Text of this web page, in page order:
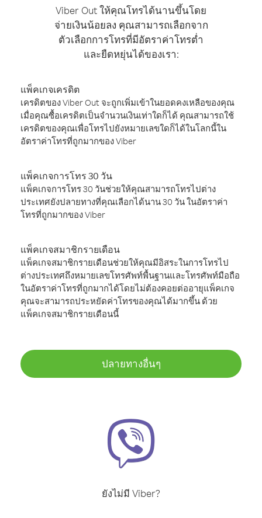
Viber Out ให้คุณโทรได้นานขึ้นโดย
จ่ายเงินน้อยลง คุณสามารถเลือกจาก
ตัวเลือกการโทรที่มีอัตราค่าโทรต่ำ
และยืดหยุ่นได้ของเรา:
แพ็คเกจเครดิต
เครดิตของ Viber Out จะถูกเพิ่มเข้าในยอดคงเหลือของคุณ
เมื่อคุณซื้อเครดิตเป็นจำนวนเงินเท่าใดก็ได้ คุณสามารถใช้
เครดิตของคุณเพื่อโทรไปยังหมายเลขใดก็ได้ในโลกนี้ใน
อัตราค่าโทรที่ถูกมากของ Viber
แพ็คเกจการโทร 30 วัน
แพ็คเกจการโทร 30 วันช่วยให้คุณสามารถโทรไปต่าง
ประเทศยังปลายทางที่คุณเลือกได้นาน 30 วัน ในอัตราค่า
โทรที่ถูกมากของ Viber
แพ็คเกจสมาชิกรายเดือน
แพ็คเกจสมาชิกรายเดือนช่วยให้คุณมีอิสระในการโทรไป
ต่างประเทศถึงหมายเลขโทรศัพท์พื้นฐานและโทรศัพท์มือถือ
ในอัตราค่าโทรที่ถูกมากได้โดยไม่ต้องคอยต่ออายุแพ็คเกจ
คุณจะสามารถประหยัดค่าโทรของคุณได้มากขึ้น ด้วย
แพ็คเกจสมาชิกรายเดือนนี้
ปลายทางอื่นๆ
ยังไม่มี Viber?